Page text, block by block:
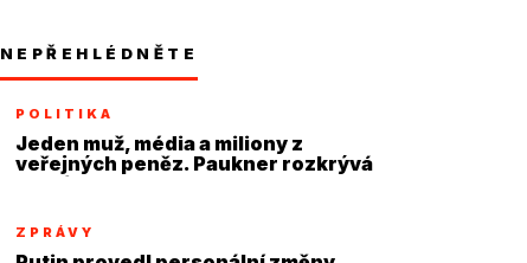
NEPŘEHLÉDNĚTE
POLITIKA
Jeden muž, média a miliony z
veřejných peněz. Paukner rozkrývá
systém
ZPRÁVY